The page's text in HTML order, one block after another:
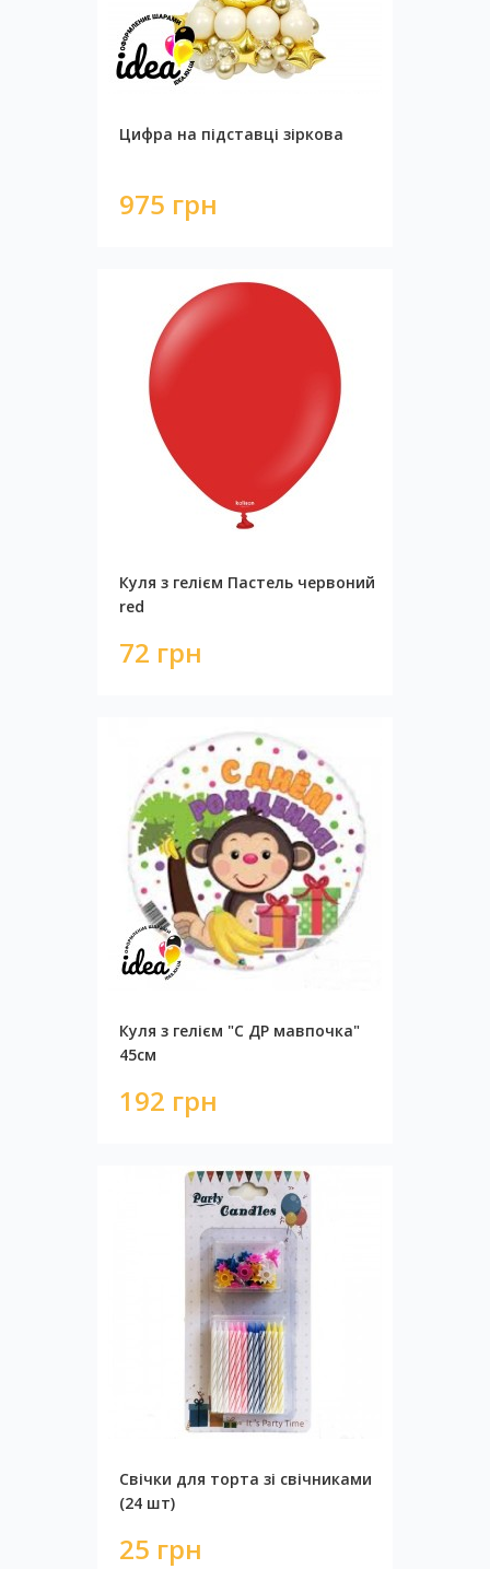
Цифра на підставці зіркова
975 грн
Куля з гелієм Пастель червоний
red
72 грн
Куля з гелієм "С ДР мавпочка"
45см
192 грн
Свічки для торта зі свічниками
(24 шт)
25 грн